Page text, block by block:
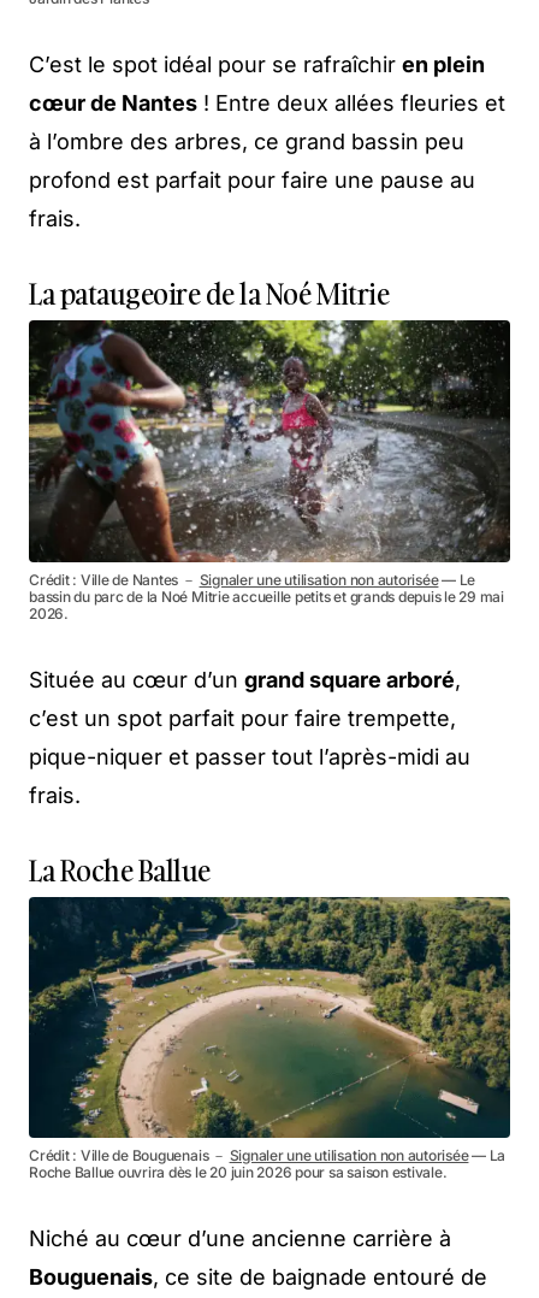
C’est le spot idéal pour se rafraîchir en plein
cœur de Nantes ! Entre deux allées fleuries et
à l’ombre des arbres, ce grand bassin peu
profond est parfait pour faire une pause au
frais.
La pataugeoire de la Noé Mitrie
Crédit : Ville de Nantes － Signaler une utilisation non autorisée— Le
bassin du parc de la Noé Mitrie accueille petits et grands depuis le 29 mai
2026.
Située au cœur d’un grand square arboré,
c’est un spot parfait pour faire trempette,
pique-niquer et passer tout l’après-midi au
frais.
La Roche Ballue
Crédit : Ville de Bouguenais － Signaler une utilisation non autorisée— La
Roche Ballue ouvrira dès le 20 juin 2026 pour sa saison estivale.
Niché au cœur d’une ancienne carrière à
Bouguenais, ce site de baignade entouré de